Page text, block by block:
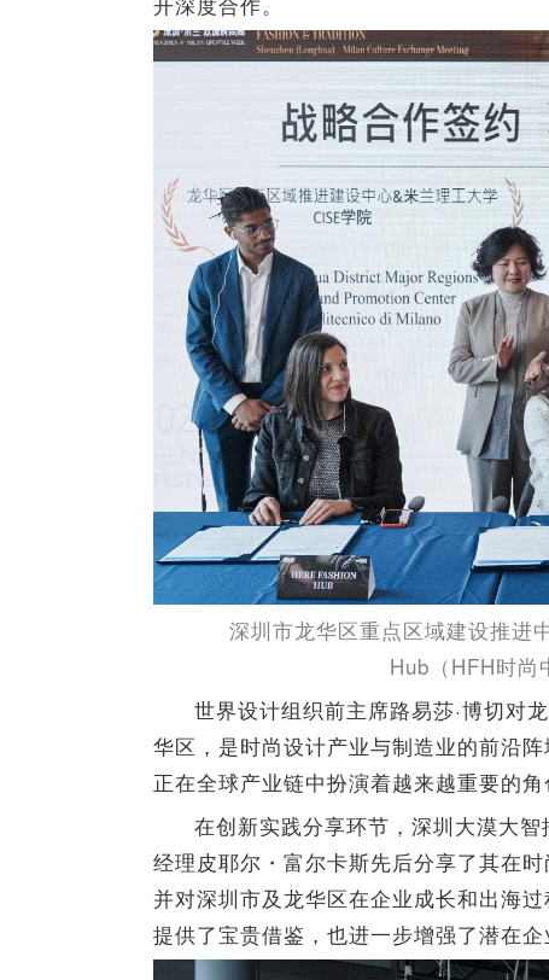
深圳市龙华区重点区域建设推进
Hub（HFH时尚
世界设计组织前主席路易莎·博切对
华区，是时尚设计产业与制造业的前沿
正在全球产业链中扮演着越来越重要的角
在创新实践分享环节，深圳大漠大
经理皮耶尔・富尔卡斯先后分享了其在
并对深圳市及龙华区在企业成长和出海
提供了宝贵借鉴，也进一步增强了潜在